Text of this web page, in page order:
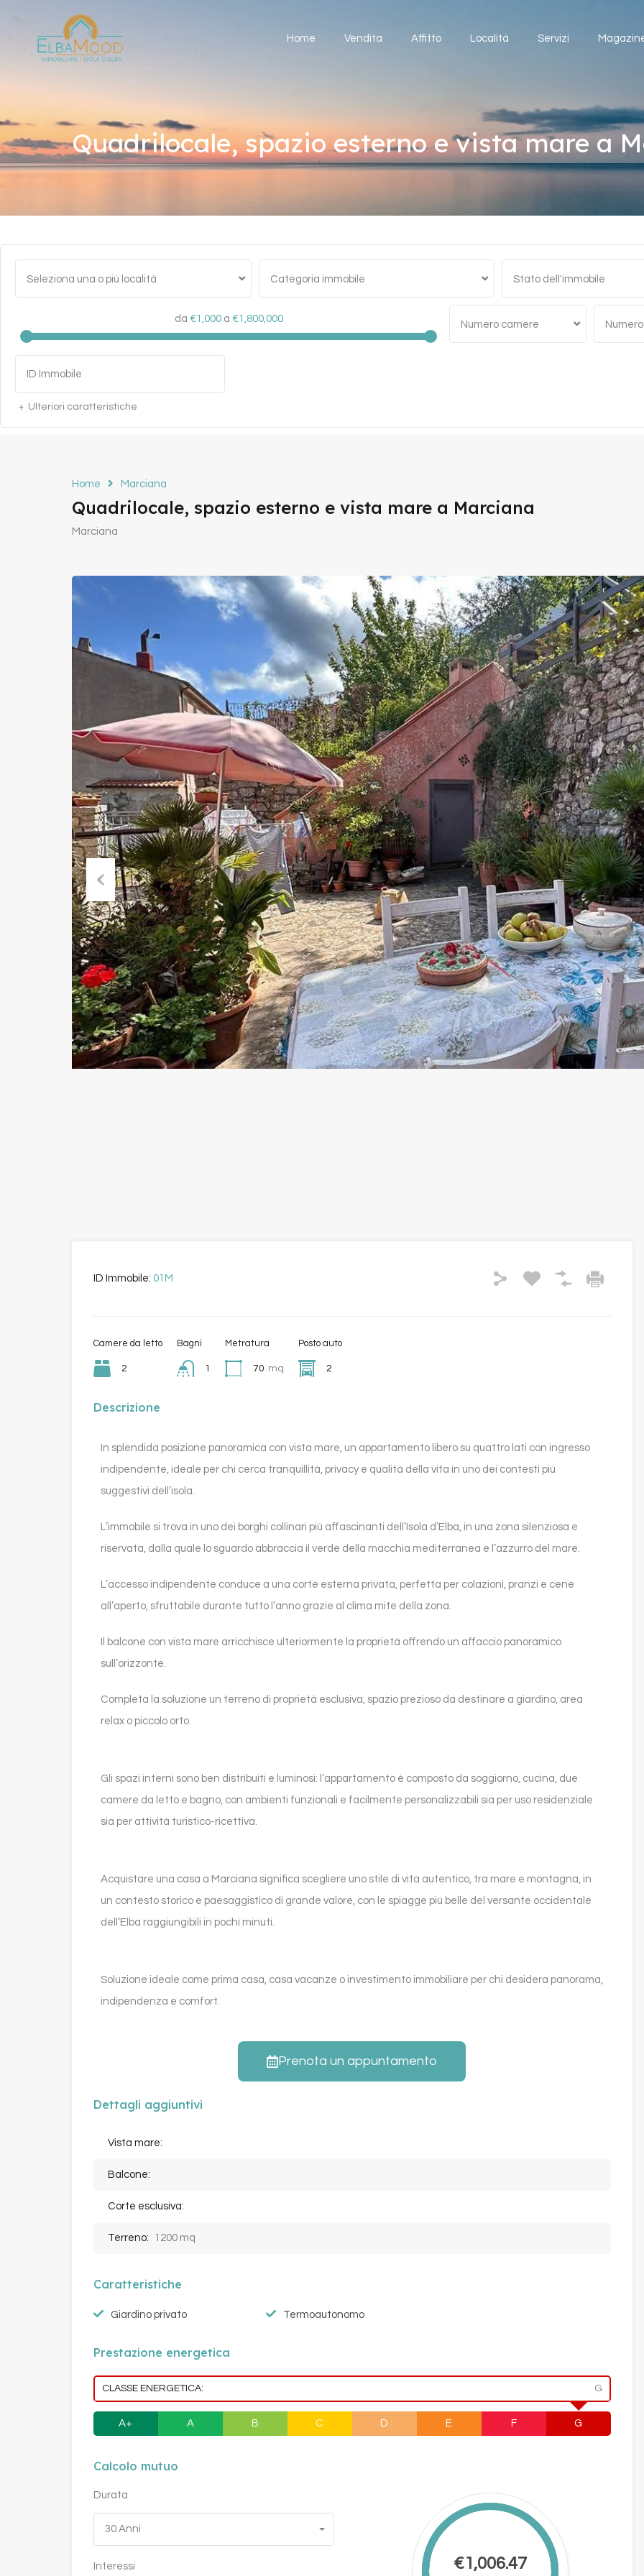
Home Vendita Affitto Località Servizi
Quadrilocale, spazio esterno e vista mare a
Seleziona una o più località Categoria immobile Stato dell'immobile
da €1,000 a €1,800,000
Numero camere
Ulteriori caratteristiche
Home Marciana
Quadrilocale, spazio esterno e vista mare a Marciana
Marciana
Previous
ID Immobile: 01M
Camere da letto
2
Bagni
1
Metratura
70 mq
Posto auto
2
Descrizione
In splendida posizione panoramica con vista mare, un appartamento libero su quattro lati con ingresso
indipendente, ideale per chi cerca tranquillità, privacy e qualità della vita in uno dei contesti più
suggestivi dell’isola.
L’immobile si trova in uno dei borghi collinari più affascinanti dell’Isola d’Elba, in una zona silenziosa e
riservata, dalla quale lo sguardo abbraccia il verde della macchia mediterranea e l’azzurro del mare.
L’accesso indipendente conduce a una corte esterna privata, perfetta per colazioni, pranzi e cene
all’aperto, sfruttabile durante tutto l’anno grazie al clima mite della zona.
Il balcone con vista mare arricchisce ulteriormente la proprietà offrendo un affaccio panoramico
sull’orizzonte.
Completa la soluzione un terreno di proprietà esclusiva, spazio prezioso da destinare a giardino, area
relax o piccolo orto.
Gli spazi interni sono ben distribuiti e luminosi: l’appartamento è composto da soggiorno, cucina, due
camere da letto e bagno, con ambienti funzionali e facilmente personalizzabili sia per uso residenziale
sia per attività turistico-ricettiva.
Acquistare una casa a Marciana significa scegliere uno stile di vita autentico, tra mare e montagna, in
un contesto storico e paesaggistico di grande valore, con le spiagge più belle del versante occidentale
dell’Elba raggiungibili in pochi minuti.
Soluzione ideale come prima casa, casa vacanze o investimento immobiliare per chi desidera panorama,
indipendenza e comfort.
Prenota un appuntamento
Dettagli aggiuntivi
Vista mare:
Balcone:
Corte esclusiva:
Terreno: 1200 mq
Caratteristiche
Giardino privato Termoautonomo
Prestazione energetica
CLASSE ENERGETICA: G
A+ A B C D E F G
Calcolo mutuo
Durata
30 Anni
Interessi €1,006.47